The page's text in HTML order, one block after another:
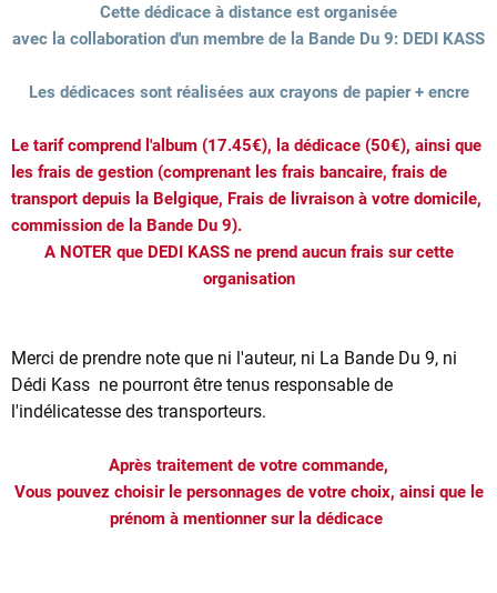
Cette dédicace à distance est organisée
avec la collaboration d'un membre de la Bande Du 9: DEDI KASS
Les dédicaces sont réalisées aux crayons de papier + encre
Le tarif comprend l'album (17.45€), la dédicace (50€), ainsi que
les frais de gestion (comprenant les frais bancaire, frais de
transport depuis la Belgique, Frais de livraison à votre domicile,
commission de la Bande Du 9).
A NOTER que DEDI KASS ne prend aucun frais sur cette
organisation
Merci de prendre note que ni l'auteur, ni La Bande Du 9, ni
Dédi Kass ne pourront être tenus responsable de
l'indélicatesse des transporteurs.
Après traitement de votre commande,
Vous pouvez choisir le personnages de votre choix, ainsi que le
prénom à mentionner sur la dédicace